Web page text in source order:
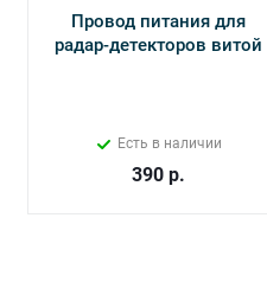
Провод питания для
радар-детекторов витой
Есть в наличии
390р.